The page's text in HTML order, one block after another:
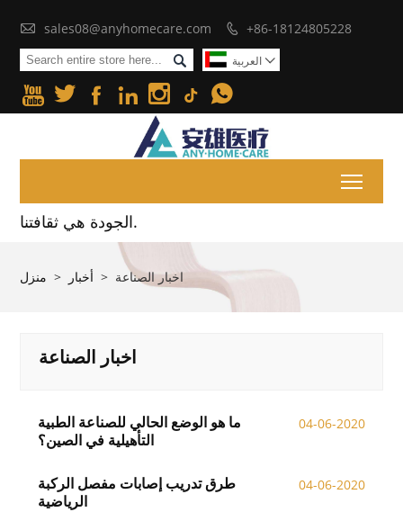
 sales08@anyhomecare.com  +86-18124805228
 العربية 
     
الجودة هي ثقافتنا.
منزل > أخبار > اخبار الصناعة
اخبار الصناعة
ما هو الوضع الحالي للصناعة الطبية
التأهيلية في الصين؟
04-06-2020
طرق تدريب إصابات مفصل الركبة
الرياضية
04-06-2020